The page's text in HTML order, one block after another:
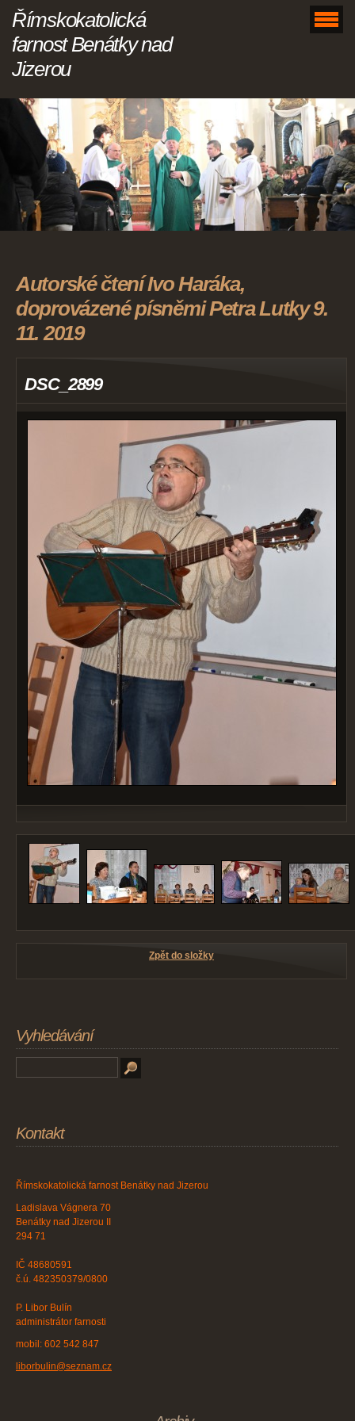
Římskokatolická
farnost Benátky nad
Jizerou
Autorské čtení Ivo Haráka,
doprovázené písněmi Petra Lutky 9.
11. 2019
DSC_2899
Zpět do složky
Vyhledávání
Kontakt
Římskokatolická farnost Benátky nad Jizerou
Ladislava Vágnera 70
Benátky nad Jizerou II
294 71
IČ 48680591
č.ú. 482350379/0800
P. Libor Bulín
administrátor farnosti
mobil: 602 542 847
liborbulin@seznam.cz